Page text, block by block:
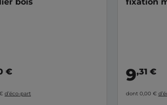
€
d’éco-part
9,31 €
dont 0,00 €